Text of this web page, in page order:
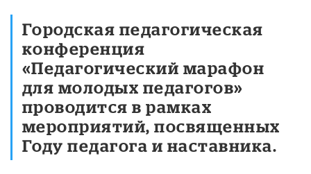
Городская педагогическая
конференция
«Педагогический марафон
для молодых педагогов»
проводится в рамках
мероприятий, посвященных
Году педагога и наставника.